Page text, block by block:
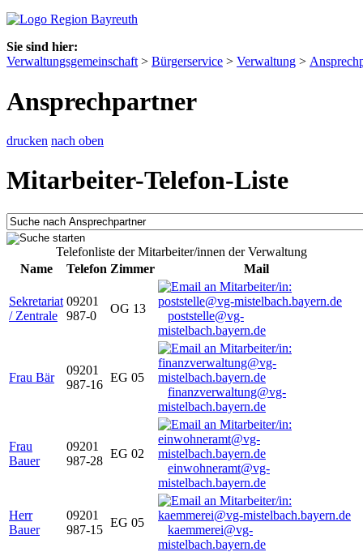
Sie sind hier:
Verwaltungsgemeinschaft > Bürgerservice > Verwaltung >
Ansprechpartner
drucken nach oben
Mitarbeiter-Telefon-Liste
Telefonliste der Mitarbeiter/innen der Verwaltung
Name
Telefon Zimmer Mail
Sekretariat
/ Zentrale
09201
987-0
OG 13
poststelle@vg-
mistelbach.bayern.de
Frau Bär
09201
987-16
EG 05
finanzverwaltung@vg-
mistelbach.bayern.de
Frau
Bauer
09201
987-28
EG 02
einwohneramt@vg-
mistelbach.bayern.de
Herr
Bauer
09201
987-15
EG 05
kaemmerei@vg-
mistelbach.bayern.de